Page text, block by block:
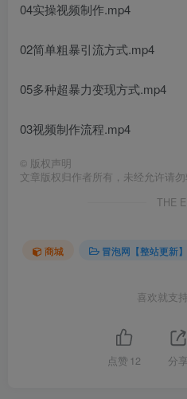
04实操视频制作.mp4
02简单粗暴引流方式.mp4
05多种超暴力变现方式.mp4
03视频制作流程.mp4
© 版权声明
文章版权归作者所有，未经允许请勿
THE
商城 冒泡网【整站更新】
喜欢就支
点赞 12 分享